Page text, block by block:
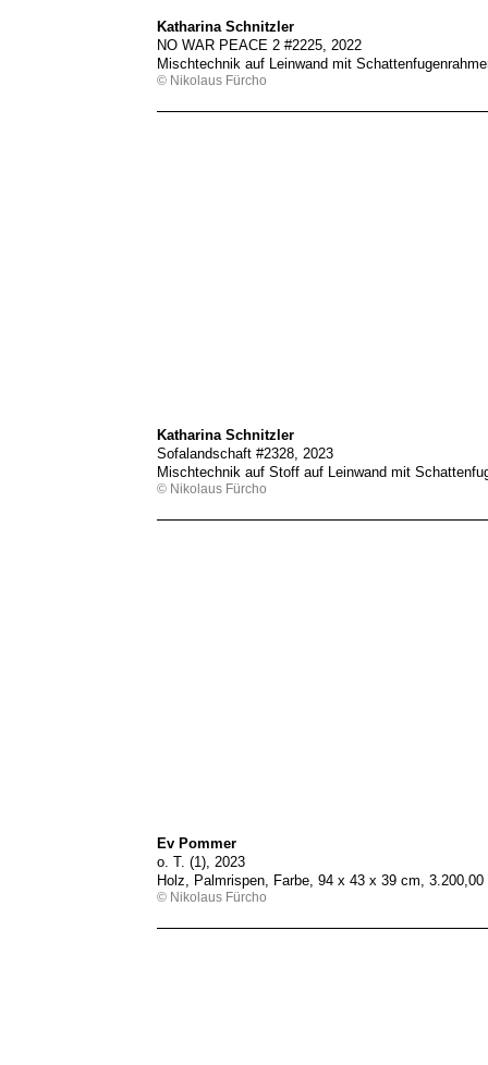
Katharina Schnitzler
NO WAR PEACE 2 #2225, 2022
Mischtechnik auf Leinwand mit
© Nikolaus Fürcho
Katharina Schnitzler
Sofalandschaft #2328, 2023
Mischtechnik auf Stoff auf Leinwand mit
© Nikolaus Fürcho
Ev Pommer
o. T. (1), 2023
Holz, Palmrispen, Farbe, 94 x 43 x 39 cm, 3.200,00
© Nikolaus Fürcho